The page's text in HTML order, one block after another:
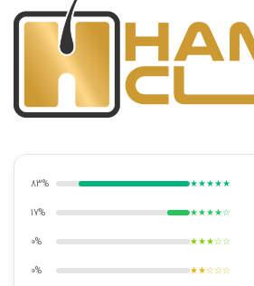
★★★★★
83%
★★★★☆
17%
★★★☆☆
0%
★★☆☆☆
0%